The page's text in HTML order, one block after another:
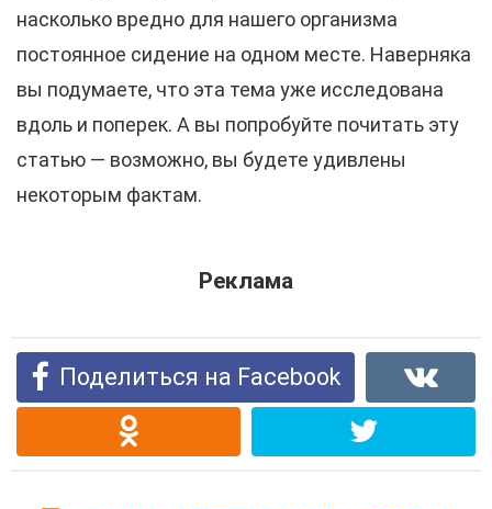
насколько вредно для нашего организма
постоянное сидение на одном месте. Наверняка
вы подумаете, что эта тема уже исследована
вдоль и поперек. А вы попробуйте почитать эту
статью — возможно, вы будете удивлены
некоторым фактам.
Реклама
Поделиться на Facebook